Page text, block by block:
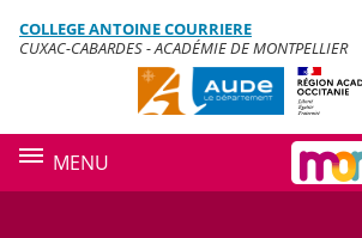
Menu de la rubrique
Contenu
COLLEGE ANTOINE COURRIERE
CUXAC-CABARDES - ACADÉMIE DE MONTPELLIER
MENU